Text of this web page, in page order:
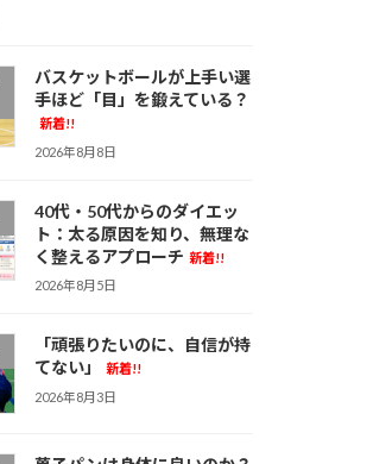
バスケットボールが上手い選
手ほど「目」を鍛えている？
新着!!
2026年8月8日
40代・50代からのダイエッ
ト：太る原因を知り、無理な
く整えるアプローチ 新着!!
2026年8月5日
「頑張りたいのに、自信が持
てない」
新着!!
2026年8月3日